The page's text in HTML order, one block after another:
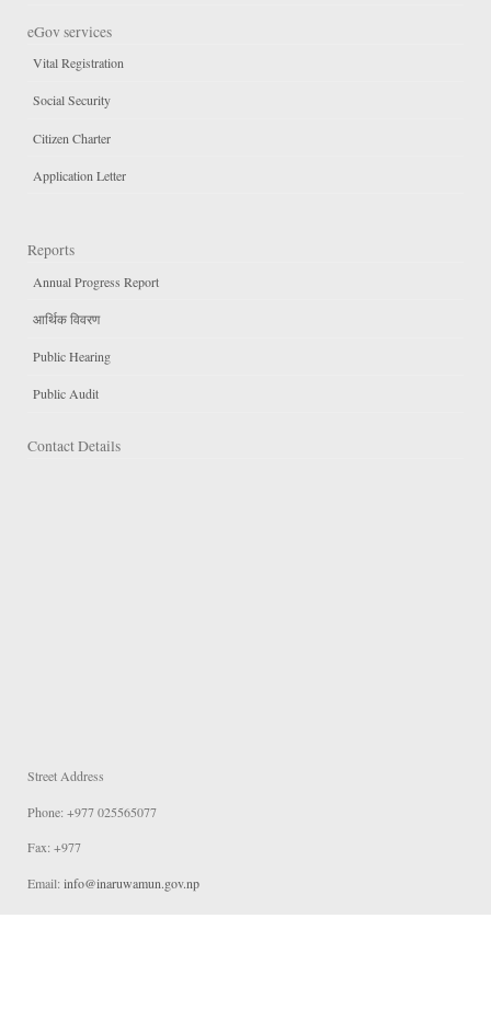
eGov services
Vital Registration
Social Security
Citizen Charter
Application Letter
Reports
Annual Progress Report
आर्थिक विवरण
Public Hearing
Public Audit
Contact Details
Street Address
Phone: +977 025565077
Fax: +977
Email: info@inaruwamun.gov.np